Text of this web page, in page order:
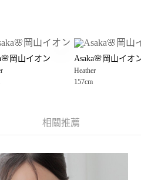
大用戶可立即使用無須另外申請。
單成立後會自動跳轉到大哥付的交易
請依後續交易確認頁面所載為準。
易或遇審核未通過，訂單將自動取
你分期」於每月結算日後寄送繳費提
付款。
免運費
岡山イオン Asaka🌸岡山イオ
Heather
157cm
相關推薦